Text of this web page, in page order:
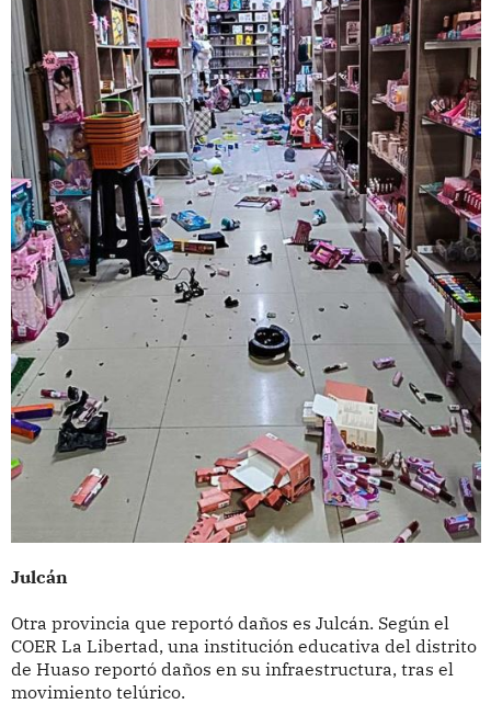
Julcán
Otra provincia que reportó daños es Julcán. Según el
COER La Libertad, una institución educativa del distrito
de Huaso reportó daños en su infraestructura, tras el
movimiento telúrico.